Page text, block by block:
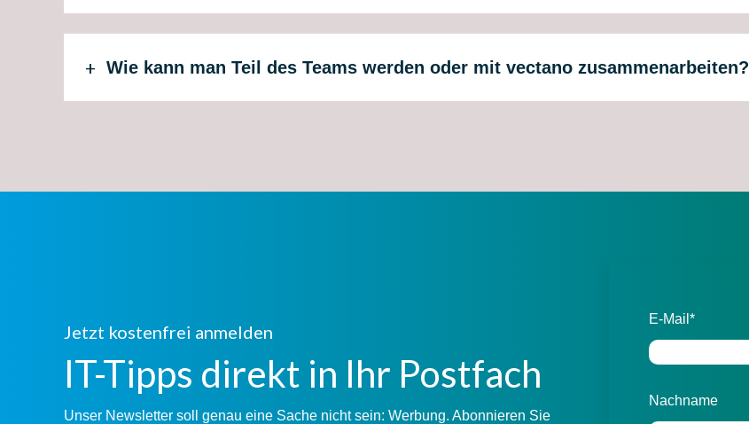
Wie kann man Teil des Teams werden oder mit vectano zusammenarbeiten?
Jetzt kostenfrei anmelden
IT-Tipps direkt in Ihr Postfach
Unser Newsletter soll genau eine Sache nicht sein: Werbung. Abonnieren Sie
E-Mail*
Nachname